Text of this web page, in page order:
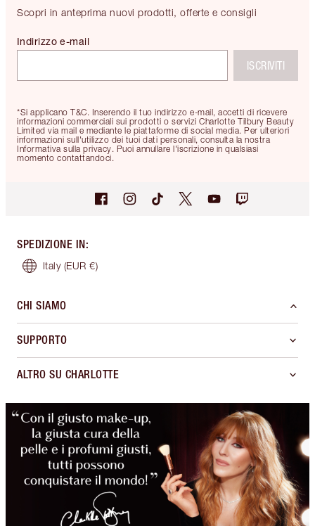
Scopri in anteprima nuovi prodotti, offerte e consigli
*Si applicano T&C. Inserendo il tuo indirizzo e-mail, accetti di ricevere
informazioni commerciali sui prodotti o servizi Charlotte Tilbury Beauty
Limited via mail e mediante le piattaforme di social media. Per ulteriori
informazioni sull'utilizzo dei tuoi dati personali, consulta la nostra
Informativa sulla privacy. Puoi annullare l'iscrizione in qualsiasi
momento contattandoci.
Indirizzo e-mail
ISCRIVITI
SPEDIZIONE IN:
Italy (EUR €)
CHI SIAMO
SUPPORTO
ALTRO SU CHARLOTTE